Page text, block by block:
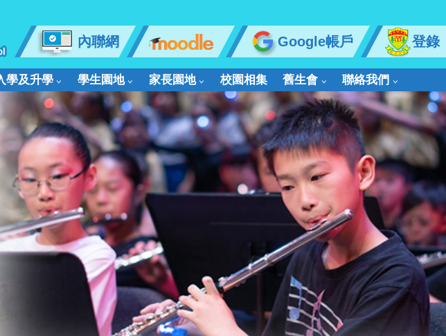
內聯網 Google帳戶 登錄
學及升學 學生園地 家長園地 校園相集 舊生會 聯絡我們